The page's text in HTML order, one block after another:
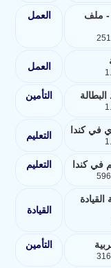
- ملف
العمل
العمل
التأمين
في كندا التعليم
في كندا التعليم
القيادة
التأمين